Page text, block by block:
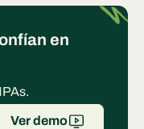
en
Ver demo